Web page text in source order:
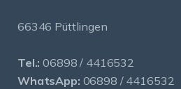
66346 Püttlingen
Tel.: 06898 / 4416532
WhatsApp: 06898 / 4416532